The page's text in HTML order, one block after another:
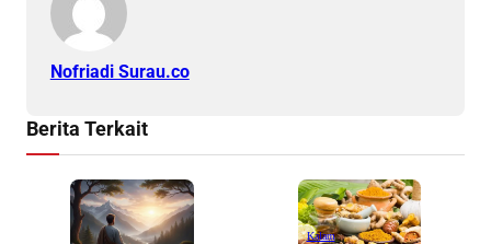
Nofriadi Surau.co
Berita Terkait
Kalam